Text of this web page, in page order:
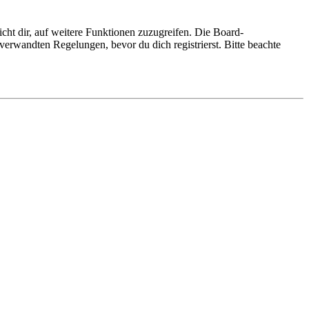
dir, auf weitere Funktionen zuzugreifen. Die Board-
Regelungen, bevor du dich registrierst. Bitte beachte